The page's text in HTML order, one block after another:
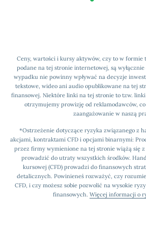
Ceny, wartości i kursy aktywów, czy to w formie
podane na tej stronie internetowej, są
wypadku nie powinny wpływać na decyzje
tekstowe, wideo ani audio opublikowane na tej
finansowej. Niektóre linki na tej stronie to tzw.
otrzymujemy prowizję od reklamodawców,
zaangażowanie w naszą
*Ostrzeżenie dotyczące ryzyka związanego z
akcjami, kontraktami CFD i opcjami binarnymi:
przez firmy wymienione na tej stronie wiążą się
prowadzić do utraty wszystkich środków.
kursowej (CFD) prowadzi do finansowych
detalicznych. Powinieneś rozważyć, czy
CFD, i czy możesz sobie pozwolić na wysokie
finansowych. Więcej informacji o